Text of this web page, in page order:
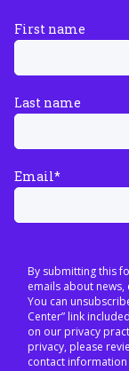
First name
Last name
Email*
By submitting this
emails about
You can
Center” link
on our privacy
privacy, please
contact